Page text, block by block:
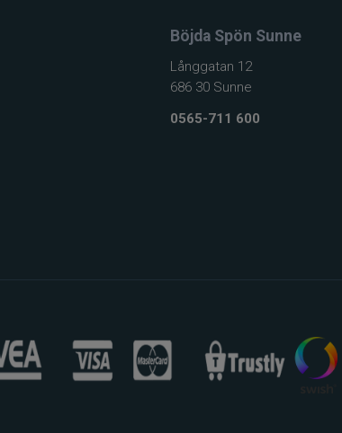
Böjda Spön Sunne
Långgatan 12
686 30 Sunne
0565-711 600